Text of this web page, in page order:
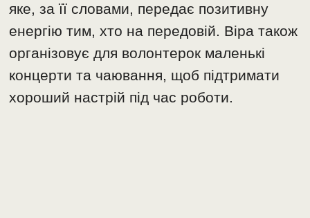
яке, за її словами, передає позитивну
енергію тим, хто на передовій. Віра також
організовує для волонтерок маленькі
концерти та чаювання, щоб підтримати
хороший настрій під час роботи.